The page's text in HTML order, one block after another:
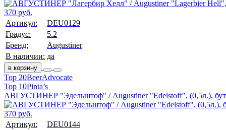
370 руб.
Артикул:
DEU0129
Градус:
5.2
Бренд:
Augustiner
В наличии: да
в корзину
Top 20BeerAdvocate
Top 10Pinta’s
АВГУСТИНЕР "Эдельштоф" / Augustiner "Edelstoff", (0,5л.), бут,
370 руб.
Артикул:
DEU0144